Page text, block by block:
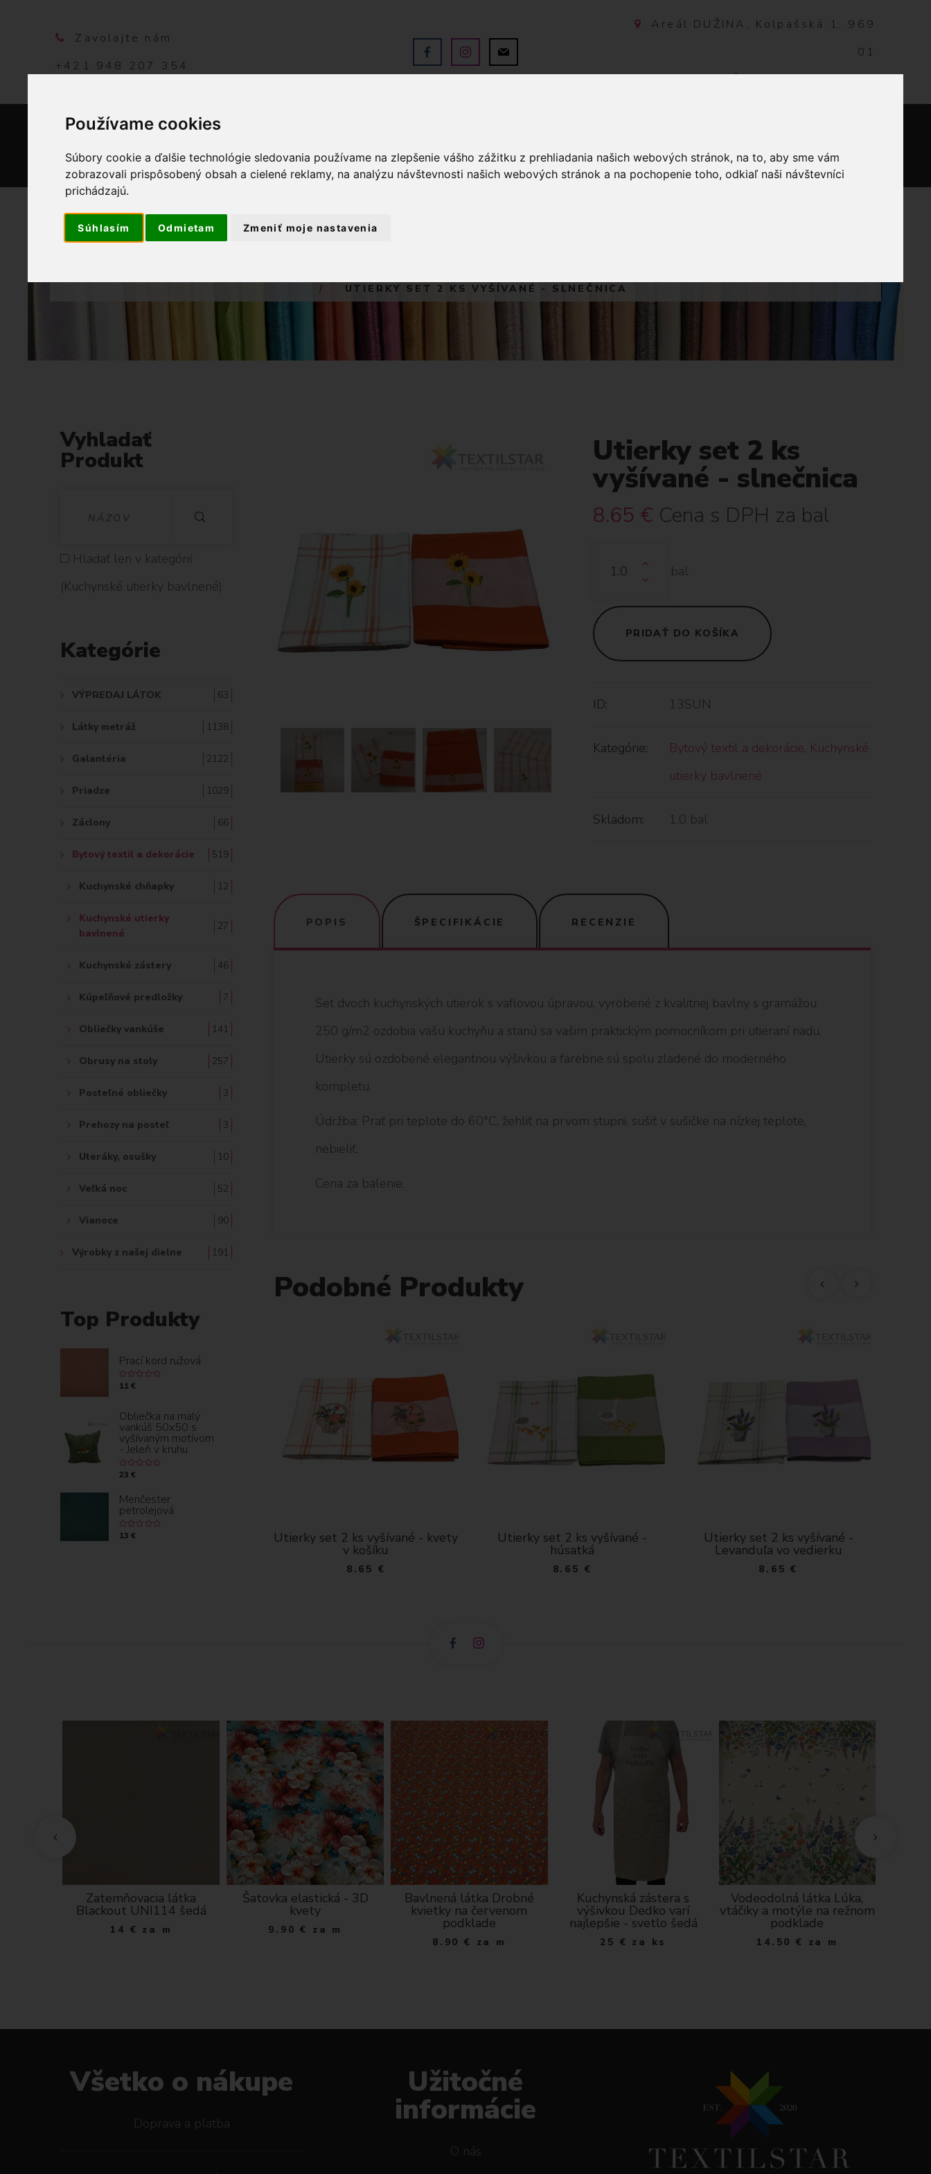
Používame cookies
Súbory cookie a ďalšie technológie sledovania používame na zlepšenie vášho zážitku z prehliadania našich webových stránok, na to, aby sme vám
zobrazovali prispôsobený obsah a cielené reklamy, na analýzu návštevnosti našich webových stránok a na pochopenie toho, odkiaľ naši návštevníci
prichádzajú.
Súhlasím Odmietam Zmeniť moje nastavenia
Zavolajte nám
+421 948 207 354
Areál DUŽINA, Kolpašská 1, 969
01
UTIERKY SET 2 KS VYŠÍVANÉ - SLNEČNICA
Utierky set 2 ks
vyšívané - slnečnica
8.65 € Cena s DPH za bal
bal
PRIDAŤ DO KOŠÍKA
ID: 13SUN
Kategórie: Bytový textil a dekorácie, Kuchynské
utierky bavlnené
Skladom: 1.0 bal
POPIS ŠPECIFIKÁCIE RECENZIE
Set dvoch kuchynských utierok s vaflovou úpravou, vyrobené z kvalitnej bavlny s gramážou
250 g/m2 ozdobia vašu kuchyňu a stanú sa vašim praktickým pomocníkom pri utieraní riadu.
Utierky sú ozdobené elegantnou výšivkou a farebne sú spolu zladené do moderného
kompletu.
Údržba: Prať pri teplote do 60°C, žehliť na prvom stupni, sušiť v sušičke na nízkej teplote,
nebieliť.
Cena za balenie.
Podobné Produkty
Utierky set 2 ks vyšívané - slivka Utierky set 2 ks vyšívané - kvety
v košíku
8.65 €
Utierky set 2 ks vyšívané -
húsatká
8.65 €
Utierky set 2 ks vyšívané -
Levanduľa vo vedierku
8.65 €
Vyhladať
Produkt
H
L
D
Ť
:
Hladať len v kategórií
(Kuchynské utierky bavlnené)
Kategórie
VÝPREDAJ LÁTOK 63
Látky metráž 1138
Galantéria 2122
Priadze 1029
Záclony 66
Bytový textil a dekorácie 519
Kuchynské chňapky 12
Kuchynské utierky
bavlnené
27
Kuchynské zástery 46
Kúpeľňové predložky 7
Obliečky vankúše 141
Obrusy na stoly 257
Posteľné obliečky 3
Prehozy na posteľ 3
Uteráky, osušky 10
Veľká noc 52
Vianoce 90
Výrobky z našej dielne 191
Top Produkty
Prací kord ružová
11 €
Obliečka na malý
vankúš 50x50 s
vyšívaným motívom
- Jeleň v kruhu
23 €
Menčester
petrolejová
13 €
Zatemňovacia látka
Blackout UNI114 šedá
14 € za m
Šatovka elastická - 3D
kvety
9.90 € za m
Bavlnená látka Drobné
kvietky na červenom
podklade
8.90 € za m
Kuchynská zástera s
výšivkou Dedko varí
najlepšie - svetlo šedá
25 € za ks
Vodeodolná látka Lúka,
vtáčiky a motýle na režnom
podklade
14.50 € za m
Všetko o nákupe
Doprava a platba
Užitočné
informácie
O nás